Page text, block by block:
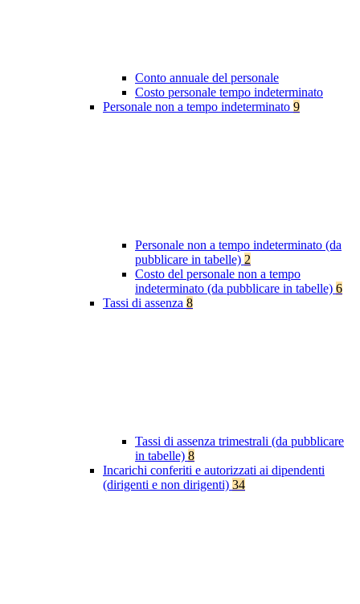
Conto annuale del personale
Costo personale tempo indeterminato
Personale non a tempo indeterminato 9
Personale non a tempo indeterminato (da
pubblicare in tabelle) 2
Costo del personale non a tempo
indeterminato (da pubblicare in tabelle) 6
Tassi di assenza 8
Tassi di assenza trimestrali (da pubblicare
in tabelle) 8
Incarichi conferiti e autorizzati ai dipendenti
(dirigenti e non dirigenti) 34